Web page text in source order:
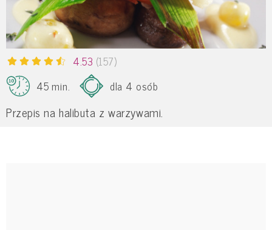
4.53 (157)
45 min.
dla 4 osób
Przepis na halibuta z warzywami.